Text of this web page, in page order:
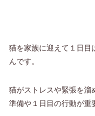
猫を家族に迎えて１日目
んです。
猫がストレスや緊張を溜
準備や１日目の行動が重